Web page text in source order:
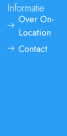
Informatie
Over On-
Location
Contact